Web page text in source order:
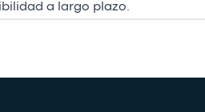
a largo plazo.